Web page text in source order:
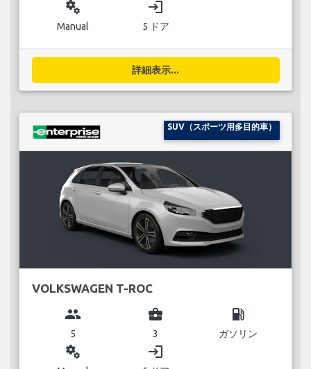
miscellaneous_services
Manual
login
5 ドア
詳細表示...
SUV（スポーツ用多目的車）
VOLKSWAGEN T-ROC
group
5
business_center
3
local_gas_station
ガソリン
miscellaneous_services login